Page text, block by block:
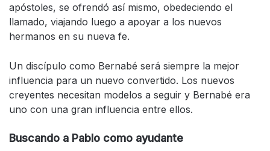
apóstoles, se ofrendó así mismo, obedeciendo el
llamado, viajando luego a apoyar a los nuevos
hermanos en su nueva fe.
Un discípulo como Bernabé será siempre la mejor
influencia para un nuevo convertido. Los nuevos
creyentes necesitan modelos a seguir y Bernabé era
uno con una gran influencia entre ellos.
Buscando a Pablo como ayudante